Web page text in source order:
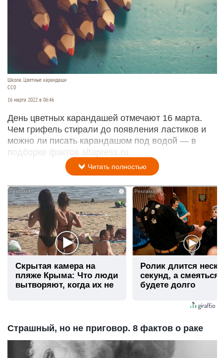
Школа. Цветные карандаши
СС0
16 марта 2022 в 06:46
День цветных карандашей отмечают 16 марта.
Чем грифель стирали до появления ластиков и
можно ли писать карандашом под водой — в
подборке фактов altapress.ru.
Читать полностью
i
Скрытая камера на
пляже Крыма: Что люди
вытворяют, когда их не
Ролик длится
секунд, а
будете долго
Страшный, но не приговор. 8 фактов о раке